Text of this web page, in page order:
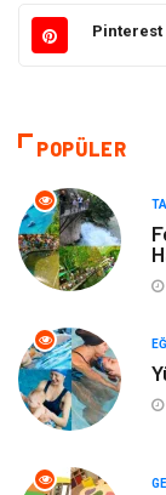
Gündem
Dekorasyon
Tatil
Alışveriş
Genel Kültür
Metal
Pinterest
POPÜLER